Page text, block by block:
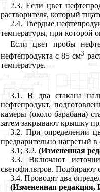
2.3. Если цвет
растворителя, который
2.4. Твердые
температуры, при которой
Если цвет пробы
нефтепродукта с 85 см3
температуре.
3.1. В два стакана
нефтепродукт,
камеры (около барабана)
затем закрывают крышку
3.2. При определении
предварительно нагретый
3.1; 3.2. (Измененная
3.3. Включают
светофильтров. Подбирают
3.4. Проводят два
(Измененная